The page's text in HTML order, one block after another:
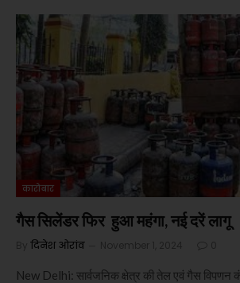
कारोबार
गैस सिलेंडर फिर हुआ महंगा, नई दरें लागू
By दिनेश ओरांव November 1, 2024 0
New Delhi: सार्वजनिक क्षेत्र की तेल एवं गैस विपणन